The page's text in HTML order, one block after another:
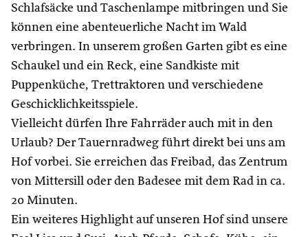
Schlafsäcke und Taschenlampe mitbringen und Sie
können eine abenteuerliche Nacht im Wald
verbringen. In unserem großen Garten gibt es eine
Schaukel und ein Reck, eine Sandkiste mit
Puppenküche, Trettraktoren und verschiedene
Geschicklichkeitsspiele.
Vielleicht dürfen Ihre Fahrräder auch mit in den
Urlaub? Der Tauernradweg führt direkt bei uns am
Hof vorbei. Sie erreichen das Freibad, das Zentrum
von Mittersill oder den Badesee mit dem Rad in ca.
20 Minuten.
Ein weiteres Highlight auf unseren Hof sind unsere